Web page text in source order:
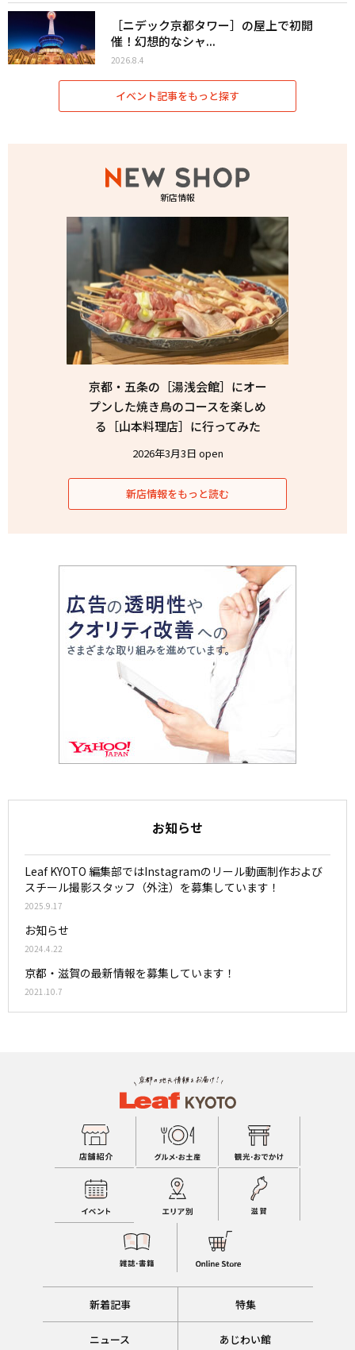
［ニデック京都タワー］の屋上で初開
催！幻想的なシャ...
2026.8.4
イベント記事をもっと探す
新店情報
京都・五条の［湯浅会館］にオー
プンした焼き鳥のコースを楽しめ
る［山本料理店］に行ってみた
2026年3月3日 open
新店情報をもっと読む
お知らせ
Leaf KYOTO 編集部ではInstagramのリール動画制作および
スチール撮影スタッフ（外注）を募集しています！
2025.9.17
お知らせ
2024.4.22
京都・滋賀の最新情報を募集しています！
2021.10.7
新着記事 特集
ニュース あじわい館